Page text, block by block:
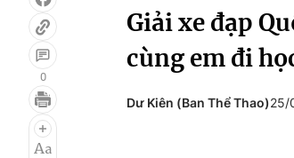
Bóng đá Thể
0
Giải xe đạp
cùng em đi
Dư Kiên (Ban Thể Thao)25/